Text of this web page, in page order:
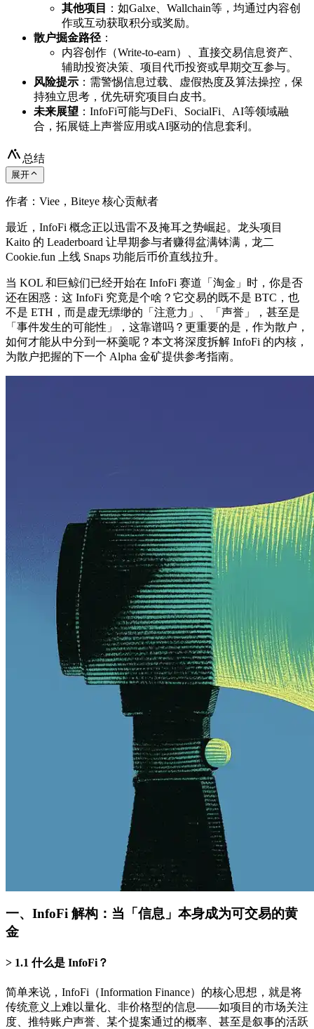
其他项目
：如Galxe、Wallchain等，均通过内容创
作或互动获取积分或奖励。
散户掘金路径 ：
内容创作（Write-to-earn）、直接交易信息资产、
辅助投资决策、项目代币投资或早期交互参与。
风险提示 ：需警惕信息过载、虚假热度及算法操控，保
持独立思考，优先研究项目白皮书。
未来展望 ：InfoFi可能与DeFi、SocialFi、AI等领域融
合，拓展链上声誉应用或AI驱动的信息套利。
总结
展开
作者：Viee，Biteye 核心贡献者
最近，InfoFi 概念正以迅雷不及掩耳之势崛起。龙头项目
Kaito 的 Leaderboard 让早期参与者赚得盆满钵满，龙二
Cookie.fun 上线 Snaps 功能后币价直线拉升。
当 KOL 和巨鲸们已经开始在 InfoFi 赛道「淘金」时，你是否
还在困惑：这 InfoFi 究竟是个啥？它交易的既不是 BTC，也
不是 ETH，而是虚无缥缈的「注意力」、「声誉」，甚至是
「事件发生的可能性」，这靠谱吗？更重要的是，作为散户，
如何才能从中分到一杯羹呢？本文将深度拆解 InfoFi 的内核，
为散户把握的下一个 Alpha 金矿提供参考指南。
一、InfoFi 解构：当「信息」本身成为可交易的黄
金
1.1 什么是 InfoFi？
简单来说，InfoFi（Information Finance）的核心思想，就是将
传统意义上难以量化、非价格型的信息——如项目的市场关注
度、推特账户声誉、某个提案通过的概率、甚至是叙事的活跃